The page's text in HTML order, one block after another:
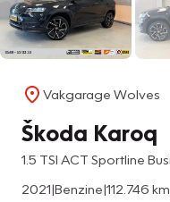
Vakgarage Wolves
Škoda Karoq
2021|Benzine|112.746 km